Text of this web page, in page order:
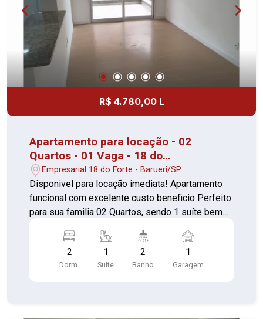
seu novo imóvel em uma das regiões mais
práticas e valorizadas de Carapicuíba.
R$ 4.780,00 L
Apartamento para locação - 02
Quartos - 01 Vaga - 18 do
Forte/Alphaville
Empresarial 18 do Forte - Barueri/SP
Disponivel para locação imediata! Apartamento
funcional com excelente custo beneficio Perfeito
para sua familia 02 Quartos, sendo 1 suíte bem
armários 02 Banheiros, sendo 1 da suíte com box
e gabinete Lavanderia separada 01 Vaga de
garagem Com portaria 24 horas, elevador,
2
Dorm.
1
Suite
2
Banho
1
Garagem